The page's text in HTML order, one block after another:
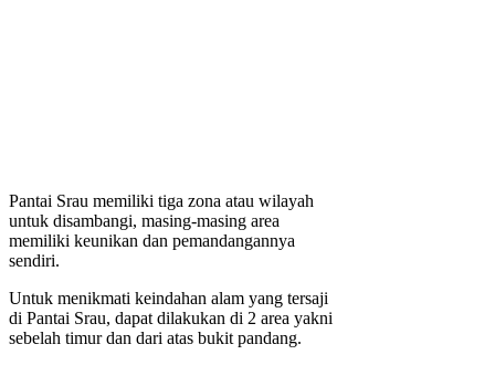
Pantai Srau memiliki tiga zona atau wilayah
untuk disambangi, masing-masing area
memiliki keunikan dan pemandangannya
sendiri.
Untuk menikmati keindahan alam yang tersaji
di Pantai Srau, dapat dilakukan di 2 area yakni
sebelah timur dan dari atas bukit pandang.